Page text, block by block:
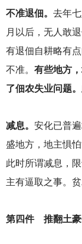
不准退佃。 去年
月以后，无人敢
有退佃自耕略有
不准。 有些地方
了佃农失业问题
减息。 安化已普
盛地方，地主惧
此时所谓减息，
主有逼取之事。
第四件 推翻土